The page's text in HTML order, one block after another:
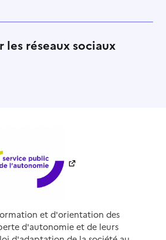
les réseaux sociaux
et d'orientation des
d'autonomie et de leurs